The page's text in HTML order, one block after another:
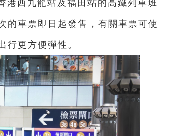
港西九龍站及福田站的高鐵列車班
的車票即日起發售，有關車票可使
行更方便彈性。